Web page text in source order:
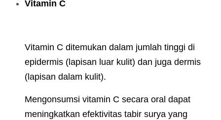
Vitamin C
Vitamin C ditemukan dalam jumlah tinggi di
epidermis (lapisan luar kulit) dan juga dermis
(lapisan dalam kulit).
Mengonsumsi vitamin C secara oral dapat
meningkatkan efektivitas tabir surya yang